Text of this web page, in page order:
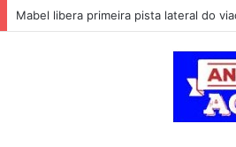
Mabel libera primeira pista lateral do